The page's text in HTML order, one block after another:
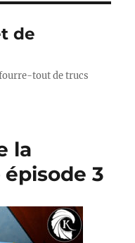
de
tout de trucs
la
épisode 3